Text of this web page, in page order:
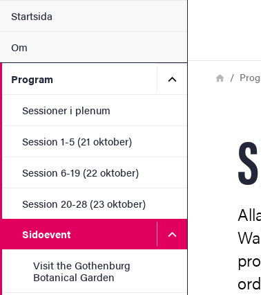
Sidfoten
Om webbplatsen
Huvudmeny
Startsida
Om
Program Undermeny för
Sessioner i plenum
Session 1-5 (21 oktober)
Session 6-19 (22 oktober)
Session 20-28 (23 oktober)
Sidoevent Undermeny för
Visit the Gothenburg
Botanical Garden
LänkstigHem